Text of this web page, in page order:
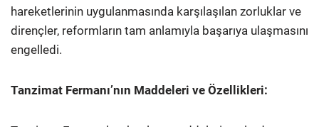
hareketlerinin uygulanmasında karşılaşılan zorluklar ve
dirençler, reformların tam anlamıyla başarıya ulaşmasını
engelledi.
Tanzimat Fermanı’nın Maddeleri ve Özellikleri: